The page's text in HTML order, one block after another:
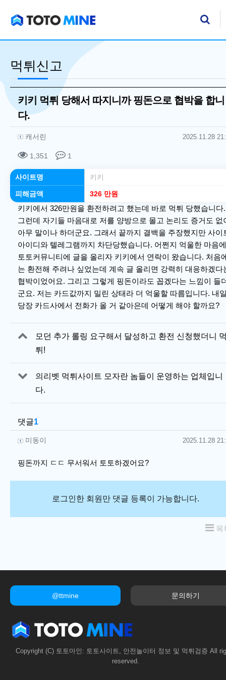
먹튀신고
키키 먹튀 당해서 따지니까 핑돈으로 협박을 합니
다.
작성자 정보
캐서린 작성일
2025.11.28
컨텐츠 정보
1,351 조회 1
본문
사이트명 키키
피해금액 326 만원
키키에서 326만원을 환전하려고 했는데 바로 먹튀 당했습니다.
그런데 자기들 마음대로 저를 양방으로 몰고 논리도 증거도 없
아무 말이나 하더군요. 그래서 끝까지 결백을 주장했지만 사이
아이디와 텔레그램까지 차단당했습니다. 어쩐지 억울한 마음에
토토커뮤니티에 글을 올리자 키키에서 연락이 왔습니다. 처음
는 환전해 주려나 싶었는데 계속 글 올리면 강력히 대응하겠다
협박이었어요. 그리고 그렇게 핑돈이라도 꼽겠다는 느낌이 들
군요. 저는 카드값까지 밀린 상태라 더 억울할 따름입니다. 내
당장 카드사에서 전화가 올 거 같아은데 어떻게 해야 할까요?
관련자료
모던 추가 롤링 요구해서 달성하고 환전 신청했더니
튀!
의리벳 먹튀사이트 모자란 놈들이 운영하는 업체입니
다.
댓글1
미동이님의 댓글
미동이 작성일
2025.11.28
핑돈까지 ㄷㄷ 무서워서 토토하겠어요?
로그인한 회원만 댓글 등록이 가능합니다.
목
@ttmine 문의하기
Copyright (C) 토토마인: 토토사이트, 안전놀이터 정보 및 먹튀검증 All
reserved.